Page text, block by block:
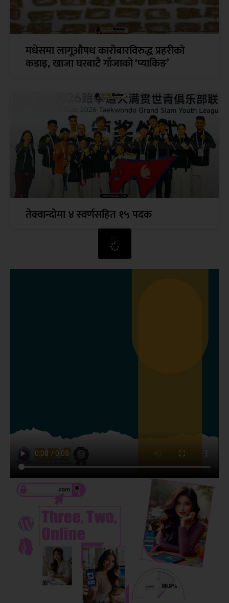
मधेसमा लागूऔषध कारोबारविरुद्ध प्रहरीको
कडाइ, खाजा घरबाटै गाँजाको ‘प्याकिङ’
तेक्वान्दोमा ४ स्वर्णसहित १५ पदक